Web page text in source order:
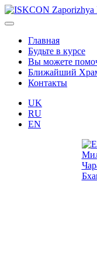
Главная
Будьте в курсе
Вы можете
Ближайший
Контакты
UK
RU
EN